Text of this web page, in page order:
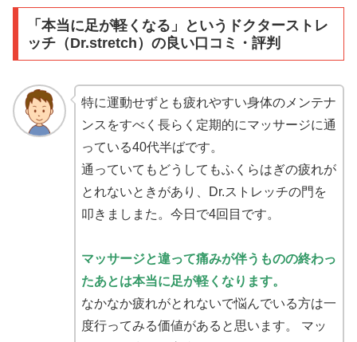
「本当に足が軽くなる」というドクターストレ
ッチ（Dr.stretch）の良い口コミ・評判
特に運動せずとも疲れやすい身体のメンテナ
ンスをすべく長らく定期的にマッサージに通
っている40代半ばです。
通っていてもどうしてもふくらはぎの疲れが
とれないときがあり、Dr.ストレッチの門を
叩きましまた。今日で4回目です。
マッサージと違って痛みが伴うものの終わっ
たあとは本当に足が軽くなります。
なかなか疲れがとれないで悩んでいる方は一
度行ってみる価値があると思います。 マッ